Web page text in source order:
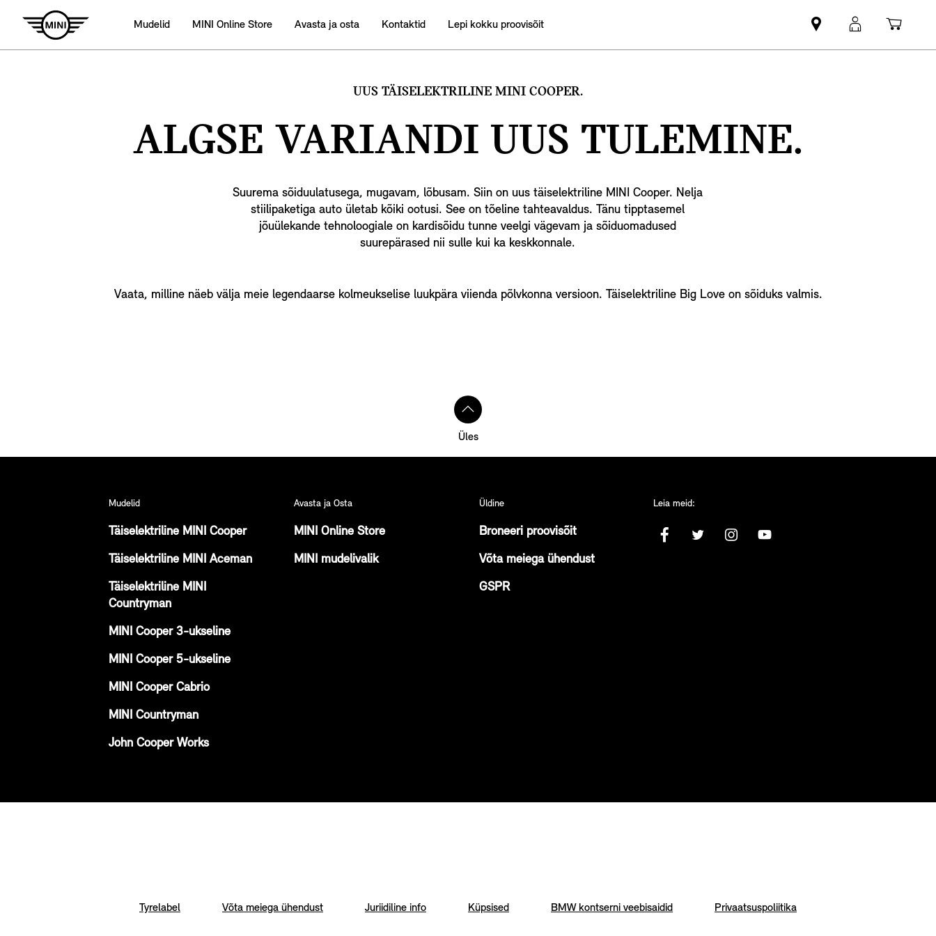
Mudelid MINI Online Store Avasta ja osta Kontaktid Lepi kokku proovisõit
Leia
MINI
MyMini
login
UUS TÄISELEKTRILINE MINI COOPER.
ALGSE VARIANDI UUS TULEMINE.
Suurema sõiduulatusega, mugavam, lõbusam. Siin on uus täiselektriline MINI Cooper. Nelja
stiilipaketiga auto ületab kõiki ootusi. See on tõeline tahteavaldus. Tänu tipptasemel
jõuülekande tehnoloogiale on kardisõidu tunne veelgi vägevam ja sõiduomadused
suurepärased nii sulle kui ka keskkonnale.
Vaata, milline näeb välja meie legendaarse kolmeukselise luukpära viienda põlvkonna versioon. Täiselektriline Big Love on sõiduks valmis.
Üles
Mudelid
Täiselektriline MINI Cooper
Täiselektriline MINI Aceman
Täiselektriline MINI
Countryman
MINI Cooper 3-ukseline
MINI Cooper 5-ukseline
MINI Cooper Cabrio
MINI Countryman
John Cooper Works
Avasta ja Osta
MINI Online Store
MINI mudelivalik
Üldine
Broneeri proovisõit
Võta meiega ühendust
GSPR
Leia meid:
Tyrelabel Võta meiega ühendust Juriidiline info Küpsised BMW kontserni veebisaidid Privaatsuspoliitika